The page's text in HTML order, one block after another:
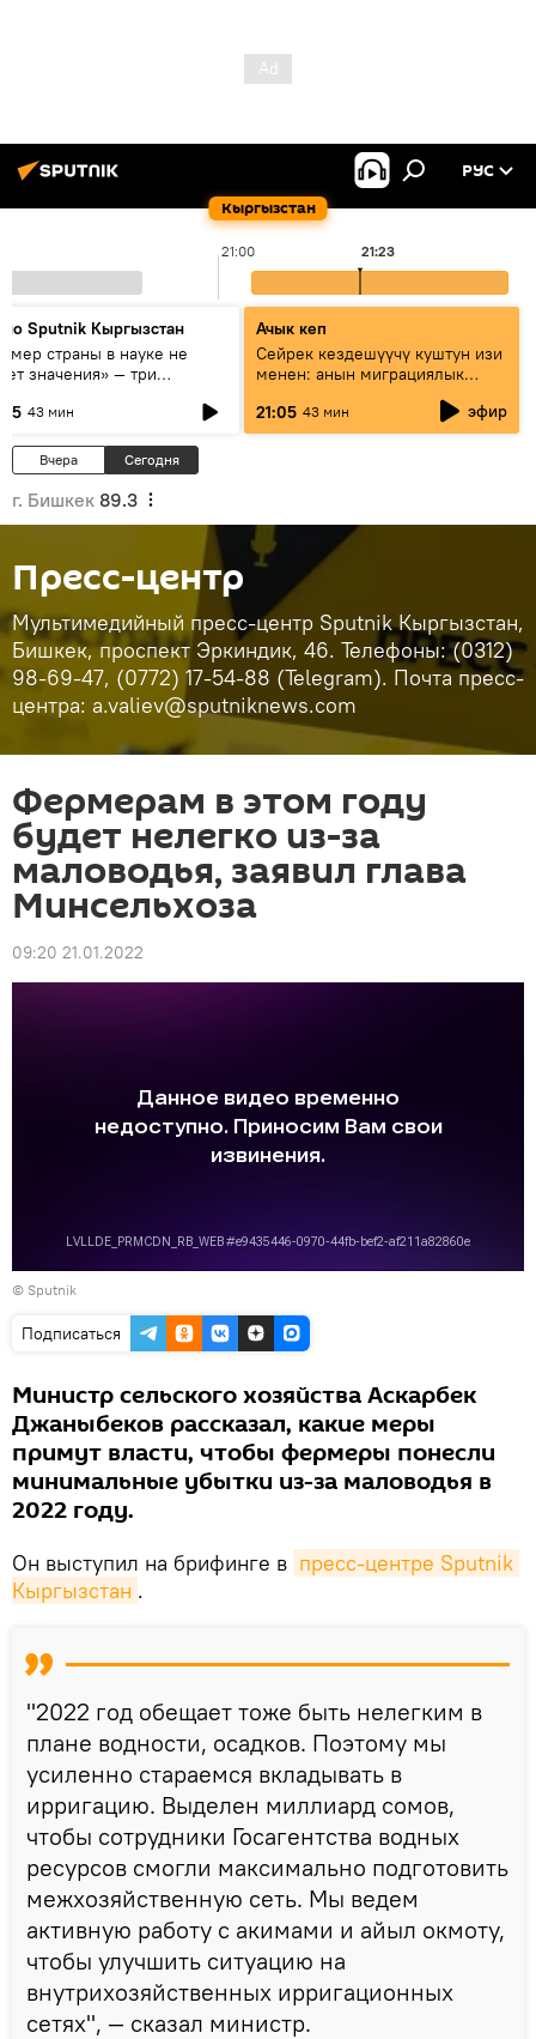
Кыргызстан
РУС
21:00 21:23
Sputnik Кыргызстан
страны в науке не
значения» — три
и Кыргызстана в
43 мин
Ачык кеп
Сейрек кездешүүчү куштун изи
менен: анын миграциялык
жолу эмнеден кабар берет?
21:05 43 мин эфир
Вчера Сегодня
г. Бишкек 89.3
Пресс-центр
Мультимедийный пресс-центр Sputnik Кыргызстан,
Бишкек, проспект Эркиндик, 46. Телефоны: (0312)
98-69-47, (0772) 17-54-88 (Telegram). Почта пресс-
центра: a.valiev@sputniknews.com
Фермерам в этом году
будет нелегко из-за
маловодья, заявил глава
Минсельхоза
09:20 21.01.2022
© Sputnik
Подписаться
Министр сельского хозяйства Аскарбек
Джаныбеков рассказал, какие меры
примут власти, чтобы фермеры понесли
минимальные убытки из-за маловодья в
2022 году.
Он выступил на брифинге в пресс-центре Sputnik
Кыргызстан .
"2022 год обещает тоже быть нелегким в
плане водности, осадков. Поэтому мы
усиленно стараемся вкладывать в
ирригацию. Выделен миллиард сомов,
чтобы сотрудники Госагентства водных
ресурсов смогли максимально подготовить
межхозяйственную сеть. Мы ведем
активную работу с акимами и айыл окмоту,
чтобы улучшить ситуацию на
внутрихозяйственных ирригационных
сетях", — сказал министр.